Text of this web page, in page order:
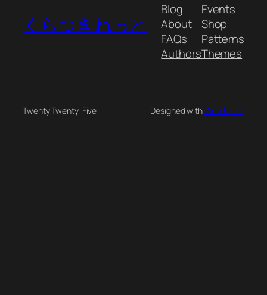
くらつきねっと
Blog
About
FAQs
Authors
Events
Shop
Patterns
Themes
Twenty Twenty-Five Designed withWordPress